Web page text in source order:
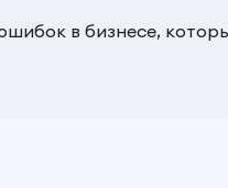
в бизнесе,